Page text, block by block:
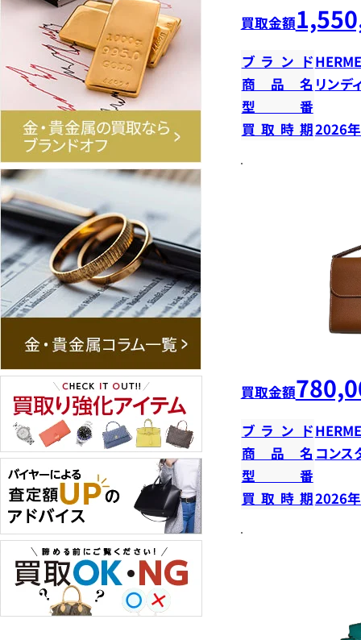
買取金額
ブランド
商品名 リンデ
型番
買取時期2026
買取金額
ブランド
商品名 コンス
型番
買取時期2026